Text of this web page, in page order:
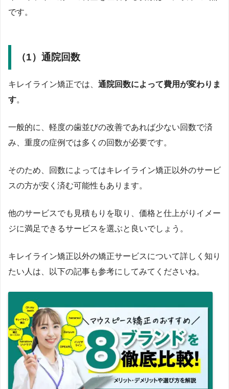
です。
（1）通院回数
キレイライン矯正では、 通院回数によって費用が変わりま
す。
一般的に、軽度の歯並びの改善であれば少ない回数で済
み、重度の症例では多くの回数が必要です。
そのため、回数によってはキレイライン矯正以外のサービ
スの方が安く済む可能性もあります。
他のサービスでも見積もりを取り、価格と仕上がりイメー
ジに満足できるサービスを選ぶと良いでしょう。
キレイライン矯正以外の矯正サービスについて詳しく知り
たい人は、以下の記事も参考にしてみてくださいね。